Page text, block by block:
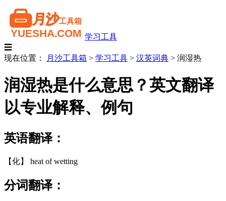
学习工具
☰
现在位置：
月沙工具箱 > 学习工具 > 汉英词典 > 润湿热
润湿热是什么意思？英文翻译
以专业解释、例句
英语翻译：
【化】 heat of wetting
分词翻译：